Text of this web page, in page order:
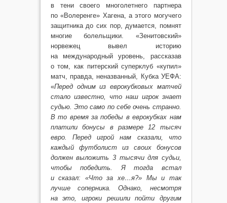
в тени своего многолетнего партнера
по «Волеренге» Хагена, а этого могучего
защитника до сих пор, думается, помнят
многие болельщики. «Зенитовский»
норвежец вывел историю
на международный уровень, рассказав
о том, как питерский суперклуб «купил»
матч, правда, неназванный, Кубка УЕФА:
«Перед одним из еврокубковых матчей
стало известно, что наш игрок знает
судью. Это само по себе очень странно.
В то время за победы в еврокубках нам
платили бонусы в размере 12 тысяч
евро. Перед игрой нам сказали, что
каждый футболист из своих бонусов
должен выложить 3 тысячи для судьи,
чтобы победить. Я тогда встал
и сказал: «Что за хе…я?» Мы и так
лучше соперника. Однако, несмотря
на это, игроки решили пойти другим